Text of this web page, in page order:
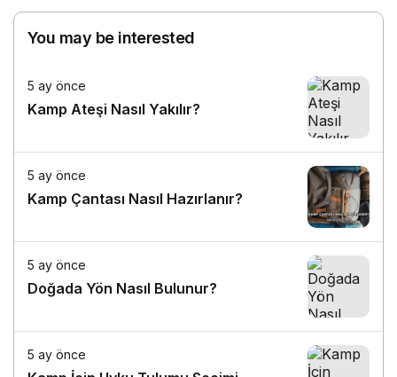
You may be interested
5 ay önce
Kamp Ateşi Nasıl Yakılır?
5 ay önce
Kamp Çantası Nasıl Hazırlanır?
5 ay önce
Doğada Yön Nasıl Bulunur?
5 ay önce